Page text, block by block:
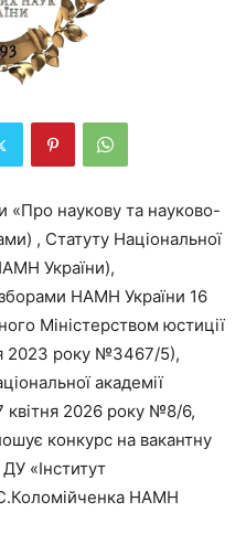
«Про наукову та науково-
, Статуту Національної
України),
НАМН України 16
Міністерством юстиції
2023 року №3467/5),
академії
квітня 2026 року №8/6,
конкурс на вакантну
«Інститут
НАМН